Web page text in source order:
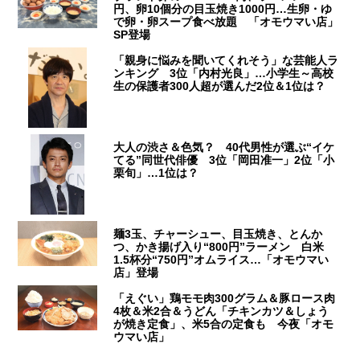
円、卵10個分の目玉焼き1000円…生卵・ゆ
で卵・卵スープ食べ放題 「オモウマい店」
SP登場
「親身に悩みを聞いてくれそう」な芸能人ラ
ンキング 3位「内村光良」…小学生～高校
生の保護者300人超が選んだ2位＆1位は？
大人の渋さ＆色気？ 40代男性が選ぶ“イケ
てる”同世代俳優 3位「岡田准一」2位「小
栗旬」…1位は？
麺3玉、チャーシュー、目玉焼き、とんか
つ、かき揚げ入り“800円”ラーメン 白米
1.5杯分“750円”オムライス…「オモウマい
店」登場
「えぐい」鶏モモ肉300グラム＆豚ロース肉
4枚＆米2合＆うどん「チキンカツ＆しょう
が焼き定食」、米5合の定食も 今夜「オモ
ウマい店」